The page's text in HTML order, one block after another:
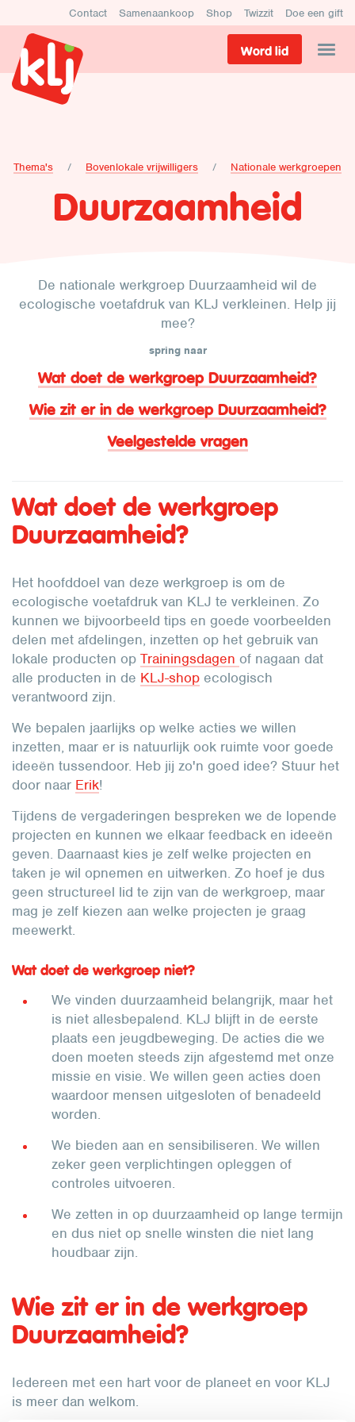
Contact Samenaankoop Shop Twizzit Doe een gift
Word lid
Thema's Bovenlokale vrijwilligers Nationale werkgroepen
Duurzaamheid
De nationale werkgroep Duurzaamheid wil de
ecologische voetafdruk van KLJ verkleinen. Help jij
mee?
spring naar
Wat doet de werkgroep Duurzaamheid?
Wie zit er in de werkgroep Duurzaamheid?
Veelgestelde vragen
Wat doet de werkgroep
Duurzaamheid?
Het hoofddoel van deze werkgroep is om de
ecologische voetafdruk van KLJ te verkleinen. Zo
kunnen we bijvoorbeeld tips en goede voorbeelden
delen met afdelingen, inzetten op het gebruik van
lokale producten op Trainingsdagen of nagaan dat
alle producten in de KLJ-shop ecologisch
verantwoord zijn.
We bepalen jaarlijks op welke acties we willen
inzetten, maar er is natuurlijk ook ruimte voor goede
ideeën tussendoor. Heb jij zo'n goed idee? Stuur het
door naar Erik!
Tijdens de vergaderingen bespreken we de lopende
projecten en kunnen we elkaar feedback en ideeën
geven. Daarnaast kies je zelf welke projecten en
taken je wil opnemen en uitwerken. Zo hoef je dus
geen structureel lid te zijn van de werkgroep, maar
mag je zelf kiezen aan welke projecten je graag
meewerkt.
Wat doet de werkgroep niet?
We vinden duurzaamheid belangrijk, maar het
is niet allesbepalend. KLJ blijft in de eerste
plaats een jeugdbeweging. De acties die we
doen moeten steeds zijn afgestemd met onze
missie en visie. We willen geen acties doen
waardoor mensen uitgesloten of benadeeld
worden.
We bieden aan en sensibiliseren. We willen
zeker geen verplichtingen opleggen of
controles uitvoeren.
We zetten in op duurzaamheid op lange termijn
en dus niet op snelle winsten die niet lang
houdbaar zijn.
Wie zit er in de werkgroep
Duurzaamheid?
Iedereen met een hart voor de planeet en voor KLJ
is meer dan welkom.